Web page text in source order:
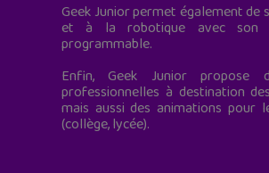
Geek Junior permet également de
et à la robotique avec son
programmable.
Enfin, Geek Junior propose
professionnelles à destination
mais aussi des animations pour
(collège, lycée).